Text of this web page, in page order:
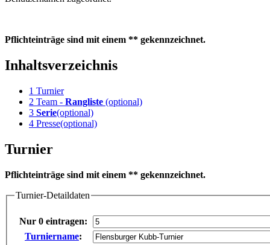
Pflichteinträge sind mit einem ** gekennzeichnet.
Inhaltsverzeichnis
1 Turnier
2 Team - Rangliste (optional)
3 Serie(optional)
4 Presse(optional)
Turnier
Pflichteinträge sind mit einem ** gekennzeichnet.
Turnier-Detaildaten
Nur 0 eintragen:
Turniername: